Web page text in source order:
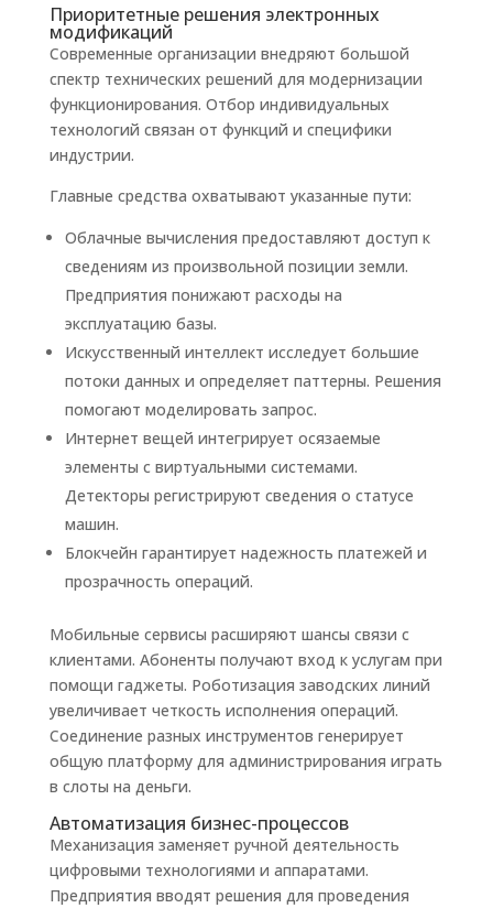
Приоритетные решения электронных
модификаций
Современные организации внедряют большой
спектр технических решений для модернизации
функционирования. Отбор индивидуальных
технологий связан от функций и специфики
индустрии.
Главные средства охватывают указанные пути:
Облачные вычисления предоставляют доступ к
сведениям из произвольной позиции земли.
Предприятия понижают расходы на
эксплуатацию базы.
Искусственный интеллект исследует большие
потоки данных и определяет паттерны. Решения
помогают моделировать запрос.
Интернет вещей интегрирует осязаемые
элементы с виртуальными системами.
Детекторы регистрируют сведения о статусе
машин.
Блокчейн гарантирует надежность платежей и
прозрачность операций.
Мобильные сервисы расширяют шансы связи с
клиентами. Абоненты получают вход к услугам при
помощи гаджеты. Роботизация заводских линий
увеличивает четкость исполнения операций.
Соединение разных инструментов генерирует
общую платформу для администрирования играть
в слоты на деньги.
Автоматизация бизнес-процессов
Механизация заменяет ручной деятельность
цифровыми технологиями и аппаратами.
Предприятия вводят решения для проведения